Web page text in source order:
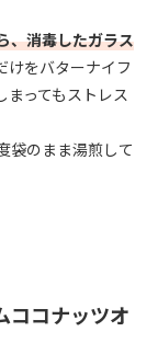
、消毒したガラス
けをバターナイフ
まってもストレス
袋のまま湯煎して
ココナッツオ